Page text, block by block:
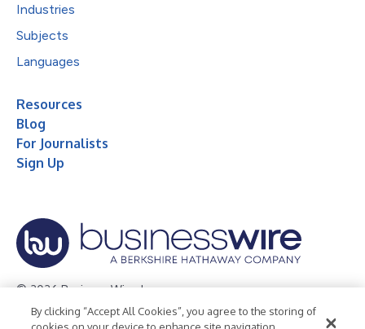
Industries
Subjects
Languages
Resources
Blog
For Journalists
Sign Up
© 2026 Business Wire, Inc.
Privacy Policy Cookie Policy Accessibility Statement
By clicking “Accept All Cookies”, you agree to the storing of